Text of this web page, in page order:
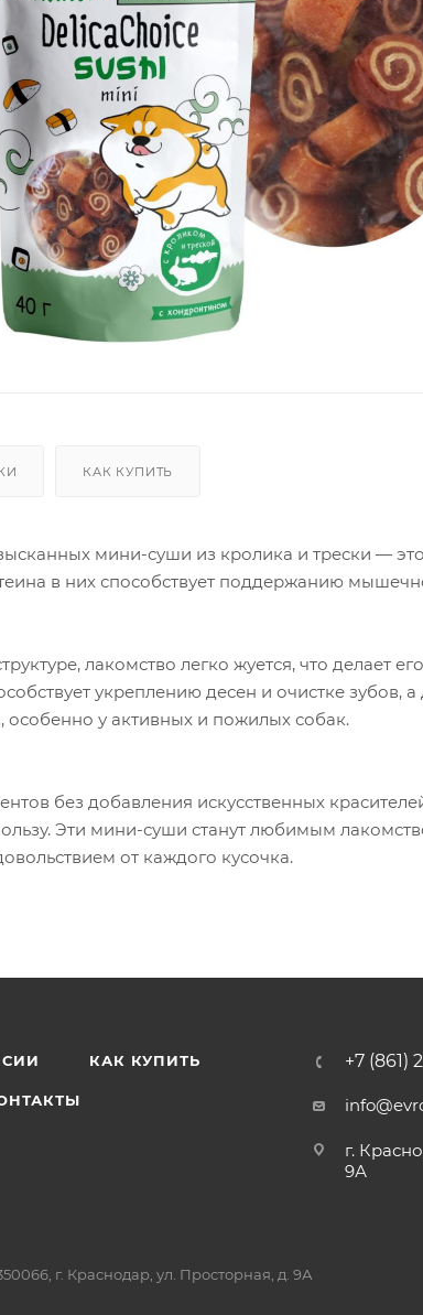
КАК КУПИТЬ
мини-суши из кролика и трески —
в них способствует поддержанию
лакомство легко жуется, что делает
укреплению десен и очистке зубов,
особенно у активных и пожилых собак.
без добавления искусственных
Эти мини-суши станут любимым
от каждого кусочка.
КАК КУПИТЬ +7 (861)
г.
9А
г. Краснодар, ул. Просторная, д. 9А